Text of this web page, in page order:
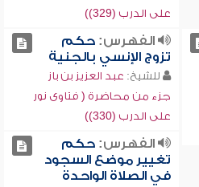
على الدرب (329))
الفهرس:حكم
تزوج الإنسي بالجنية
للشيخ: عبد العزيز بن باز
جزء من محاضرة ( فتاوى نور
على الدرب (330))
الفهرس:حكم
تغيير موضع السجود
في الصلاة الواحدة